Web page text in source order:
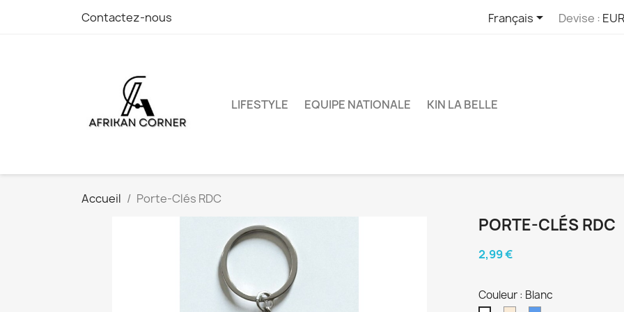
Contactez-nous Français Devise :
LIFESTYLE EQUIPE NATIONALE KIN LA BELLE
Accueil Porte-Clés RDC
PORTE-CLÉS RDC
2,99 €
Couleur : Blanc